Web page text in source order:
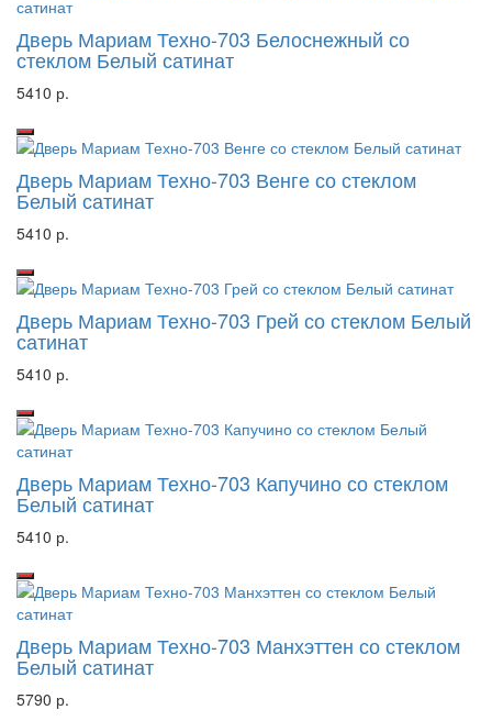
Дверь Мариам Техно-703 Белоснежный со
стеклом Белый сатинат
5410 р.
Дверь Мариам Техно-703 Венге со стеклом
Белый сатинат
5410 р.
Дверь Мариам Техно-703 Грей со стеклом Белый
сатинат
5410 р.
Дверь Мариам Техно-703 Капучино со стеклом
Белый сатинат
5410 р.
Дверь Мариам Техно-703 Манхэттен со стеклом
Белый сатинат
5790 р.